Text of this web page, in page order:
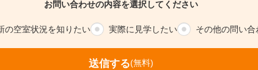
お問い合わせの内容を選択してください
の空室状況を知りたい 実際に 見学したい その他の問い合
送信する(無料)